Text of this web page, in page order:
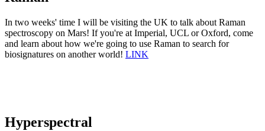
In two weeks' time I will be visiting the UK to talk about Raman
spectroscopy on Mars! If you're at Imperial, UCL or Oxford, come
and learn about how we're going to use Raman to search for
biosignatures on another world! LINK
Hyperspectral